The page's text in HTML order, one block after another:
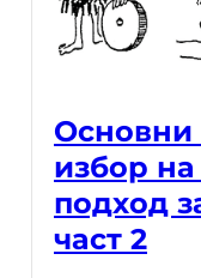
Основни
избор на
подход
част 2